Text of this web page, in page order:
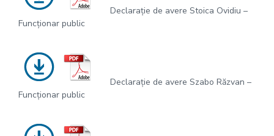
Declarație de avere Stoica Ovidiu –
Funcționar public
Declarație de avere Szabo Răzvan –
Funcționar public